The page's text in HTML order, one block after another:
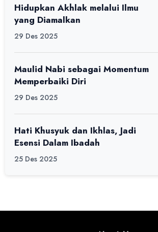
Hidupkan Akhlak melalui Ilmu
yang Diamalkan
29 Des 2025
Maulid Nabi sebagai Momentum
Memperbaiki Diri
29 Des 2025
Hati Khusyuk dan Ikhlas, Jadi
Esensi Dalam Ibadah
25 Des 2025